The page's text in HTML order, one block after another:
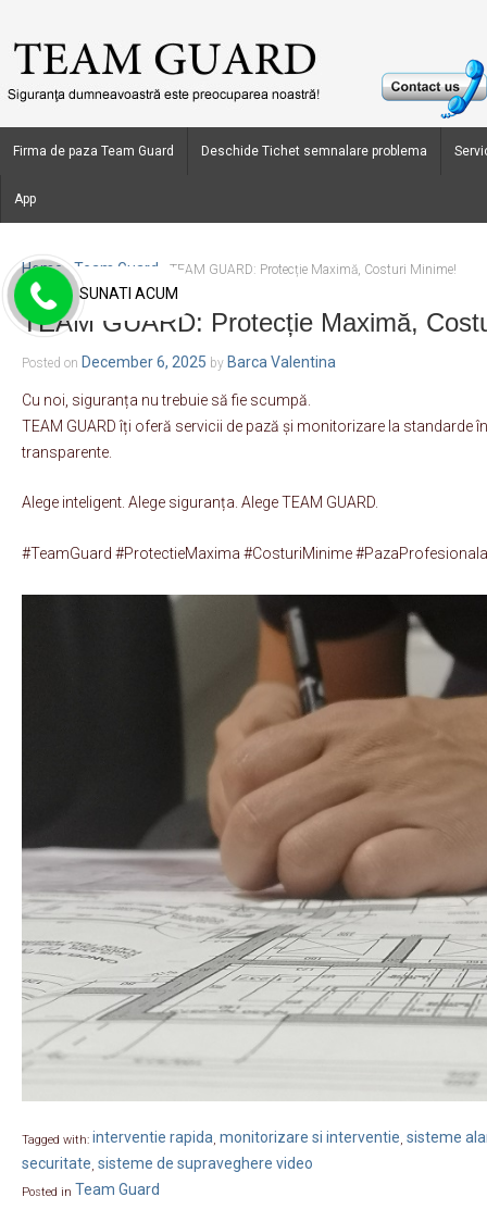
Firma de paza Team Guard Deschide Tichet semnalare problema
App
Home › Team Guard TEAM GUARD: Protecție Maximă, Costuri Minime!
TEAM GUARD: Protecție Maximă,
Posted on December 6, 2025 by Barca Valentina
Cu noi, siguranța nu trebuie să fie scumpă.
TEAM GUARD îți oferă servicii de pază și monitorizare la standarde
transparente.
Alege inteligent. Alege siguranța. Alege TEAM GUARD.
#TeamGuard #ProtectieMaxima #CosturiMinime #PazaProfesionala
Tagged with: interventie rapida monitorizare si interventie sisteme
securitate sisteme de supraveghere video
Posted in Team Guard
SUNATI ACUM